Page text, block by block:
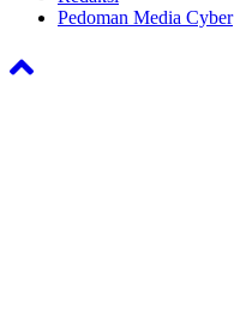
Pedoman Media Cyber